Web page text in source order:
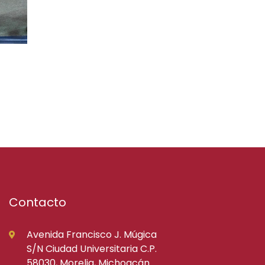
Contacto
Avenida Francisco J. Múgica
S/N Ciudad Universitaria C.P.